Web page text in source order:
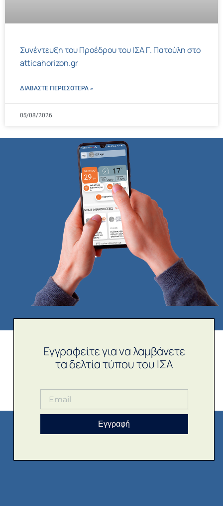
Συνέντευξη του Προέδρου του ΙΣΑ Γ. Πατούλη στο
atticahorizon.gr
ΔΙΑΒΑΣΤΕ ΠΕΡΙΣΣΌΤΕΡΑ »
05/08/2026
Εγγραφείτε για να λαμβάνετε
τα δελτία τύπου του ΙΣΑ
Εγγραφή